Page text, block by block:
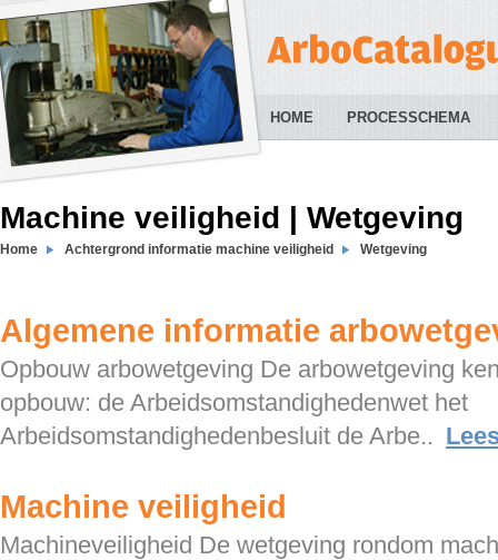
HOME PROCESSCHEMA
Machine veiligheid | Wetgeving
Home Achtergrond informatie machine veiligheid Wetgeving
Algemene informatie
Opbouw arbowetgeving De arbowetgeving
opbouw: de Arbeidsomstandighedenwet het
Arbeidsomstandighedenbesluit de Arbe..
Machine veiligheid
Machineveiligheid De wetgeving rondom